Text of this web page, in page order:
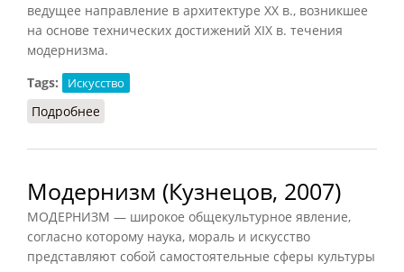
ведущее направление в архитектуре XX в., возникшее
на основе технических достижений XIX в. течения
модернизма.
Tags:
Искусство
Подробнее
Модернизм (Кузнецов, 2007)
МОДЕРНИЗМ — широкое общекультурное явление,
согласно которому наука, мораль и искусство
представляют собой самостоятельные сферы культуры